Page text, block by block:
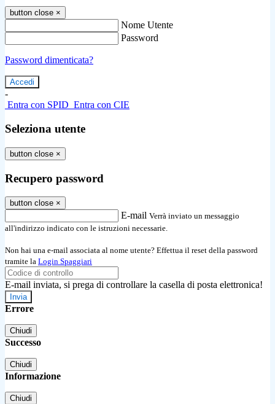
button close ×
Nome Utente
Password
Password dimenticata?
-
Entra con SPID Entra con CIE
Seleziona utente
button close ×
Recupero password
button close ×
E-mail Verrà inviato un messaggio
all'indirizzo indicato con le istruzioni necessarie.
Non hai una e-mail associata al nome utente? Effettua il reset della password
tramite la Login Spaggiari
E-mail inviata, si prega di controllare la casella di posta elettronica!
Errore
Chiudi
Successo
Chiudi
Informazione
Chiudi